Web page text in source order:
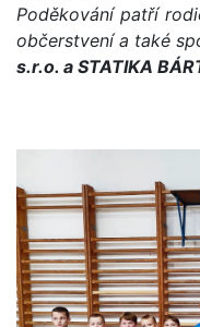
Poděkování patří
občerstvení a také
s.r.o. a STATIKA